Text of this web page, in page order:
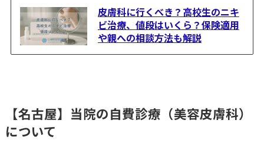
皮膚科に行くべき？高校生のニキ
ビ治療、値段はいくら？保険適用
や親への相談方法も解説
【名古屋】当院の自費診療（美容皮膚科）
について